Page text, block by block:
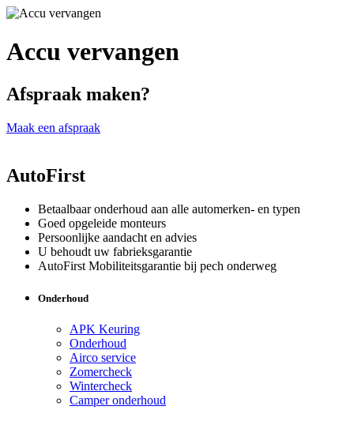
Accu vervangen
Afspraak maken?
Maak een afspraak
AutoFirst
Betaalbaar onderhoud aan alle automerken- en typen
Goed opgeleide monteurs
Persoonlijke aandacht en advies
U behoudt uw fabrieksgarantie
AutoFirst Mobiliteitsgarantie bij pech onderweg
Onderhoud
APK Keuring
Onderhoud
Airco service
Zomercheck
Wintercheck
Camper onderhoud